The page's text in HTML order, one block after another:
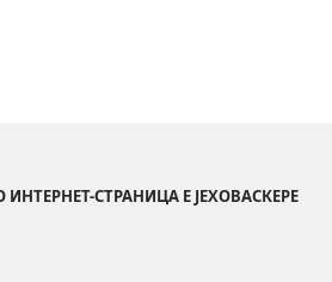
СТРАНИЦА Е ЈЕХОВАСКЕРЕ